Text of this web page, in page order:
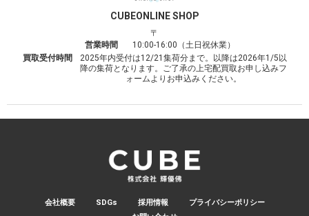
CUBEONLINE SHOP
〒
営業時間
10:00-16:00（土日祝休業）
買取受付時間
2025年内受付は12/21集荷分まで。以降は2026年1/5以
降の集荷となります。ご了承の上宅配買取お申し込みフ
ォームよりお申込みください。
会社概要 SDGs 採用情報
プライバシーポリシー